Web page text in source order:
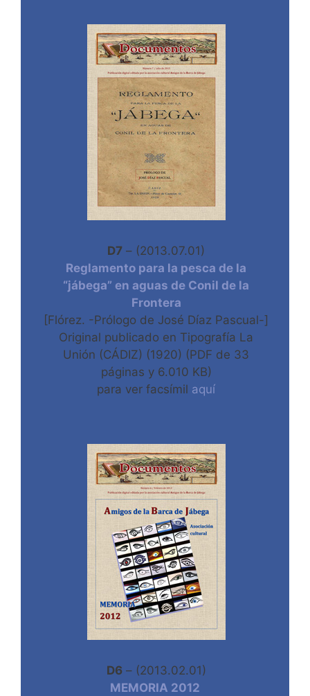
D7 – (2013.07.01)
Reglamento para la pesca de la
“jábega” en aguas de Conil de la
Frontera
[Flórez. -Prólogo de José Díaz Pascual-]
Original publicado en Tipografía La
Unión (CÁDIZ) (1920) (PDF de 33
páginas y 6.010 KB)
para ver facsímil aquí
D6– (2013.02.01)
MEMORIA 2012